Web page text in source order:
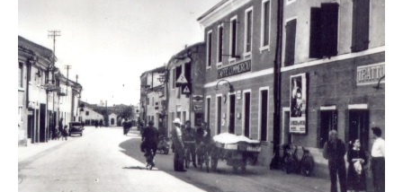
t
e
n
a
j
í
t
?